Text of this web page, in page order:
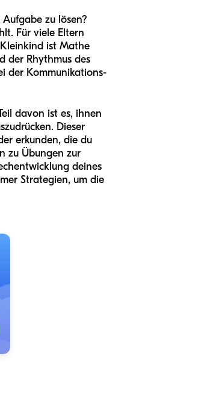
zu lösen?
Für viele Eltern
ist Mathe
der Rhythmus des
der Kommunikations-
davon ist es, ihnen
Dieser
erkunden, die du
zu Übungen zur
deines
Strategien, um die